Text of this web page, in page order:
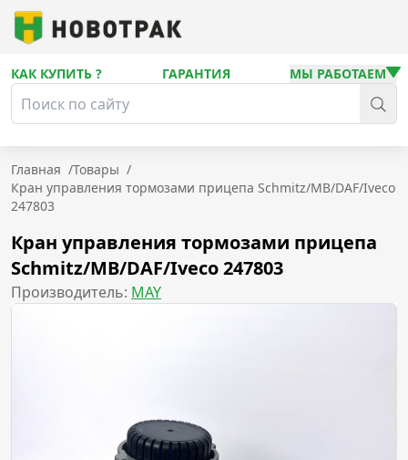
КАК КУПИТЬ ? ГАРАНТИЯ МЫ РАБОТАЕМ
Главная /Товары /
Кран управления тормозами прицепа Schmitz/MB/DAF/Iveco
247803
Кран управления тормозами прицепа
Schmitz/MB/DAF/Iveco 247803
Производитель: MAY